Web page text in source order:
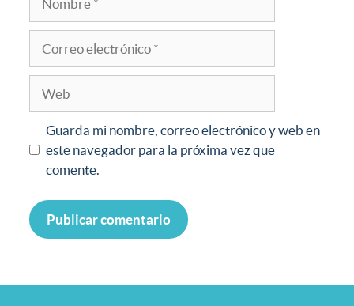
Guarda mi nombre, correo electrónico y web en
este navegador para la próxima vez que
comente.